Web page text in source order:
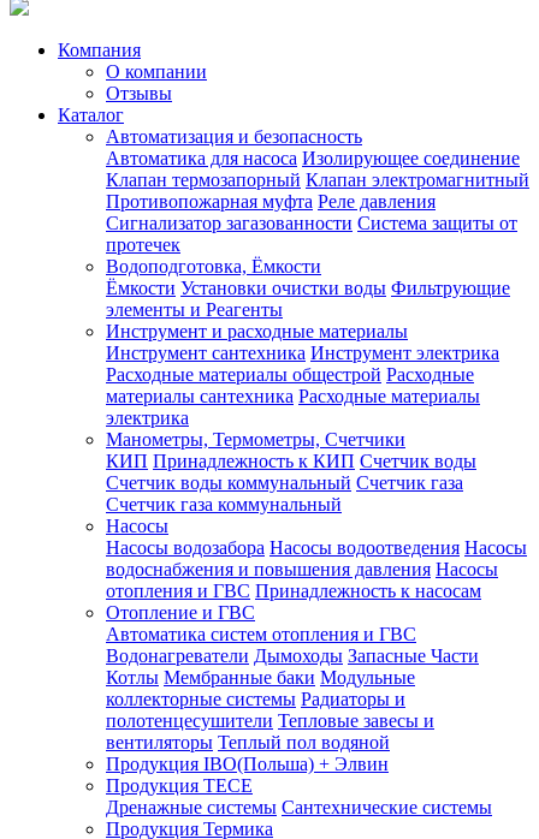
Компания
О компании
Отзывы
Каталог
Автоматизация и безопасность
Автоматика для насоса Изолирующее соединение
Клапан термозапорный Клапан электромагнитный
Противопожарная муфта Реле давления
Сигнализатор загазованности Система защиты от
протечек
Водоподготовка, Ёмкости
Ёмкости Установки очистки воды Фильтрующие
элементы и Реагенты
Инструмент и расходные материалы
Инструмент сантехника Инструмент электрика
Расходные материалы общестрой Расходные
материалы сантехника Расходные материалы
электрика
Манометры, Термометры, Счетчики
КИП Принадлежность к КИП Счетчик воды
Счетчик воды коммунальный Счетчик газа
Счетчик газа коммунальный
Насосы
Насосы водозабора Насосы водоотведения Насосы
водоснабжения и повышения давления Насосы
отопления и ГВС Принадлежность к насосам
Отопление и ГВС
Автоматика систем отопления и ГВС
Водонагреватели Дымоходы Запасные Части
Котлы Мембранные баки Модульные
коллекторные системы Радиаторы и
полотенцесушители Тепловые завесы и
вентиляторы Теплый пол водяной
Продукция IBO(Польша) + Элвин
Продукция TECE
Дренажные системы Сантехнические системы
Продукция Термика